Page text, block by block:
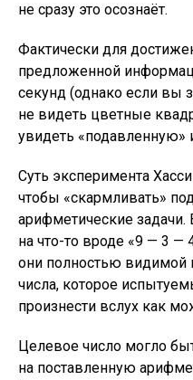
не сразу это осознаёт.
Фактически для
предложенной
секунд (однако если вы
не видеть цветные
увидеть
Суть эксперимента
чтобы «скармливать»
арифметические
на что-то вроде «9 — 3 —
они полностью видимой
числа, которое
произнести вслух как
Целевое число могло
на поставленную